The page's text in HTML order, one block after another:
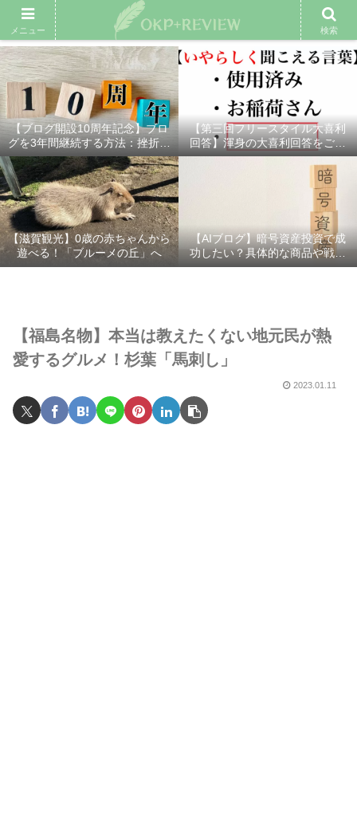
雑記ブログ プロフィール 余興動画 ベスト大喜利 スポ
【ブログ開設10周年記念】ブロ
グを3年間継続する方法：挫折し
ないための7つの秘訣
【第三回フリースタイル大喜利
回答】渾身の大喜利回答をご紹
介！
【滋賀観光】0歳の赤ちゃんから
遊べる！「ブルーメの丘」へ
【AIブログ】暗号資産投資で成
功したい？具体的な商品や戦略
を分かりやすく解説！
【福島名物】本当は教えたくない地元民が熱
愛するグルメ！杉葉「馬刺し」
2023.01.11
メニュー 検索